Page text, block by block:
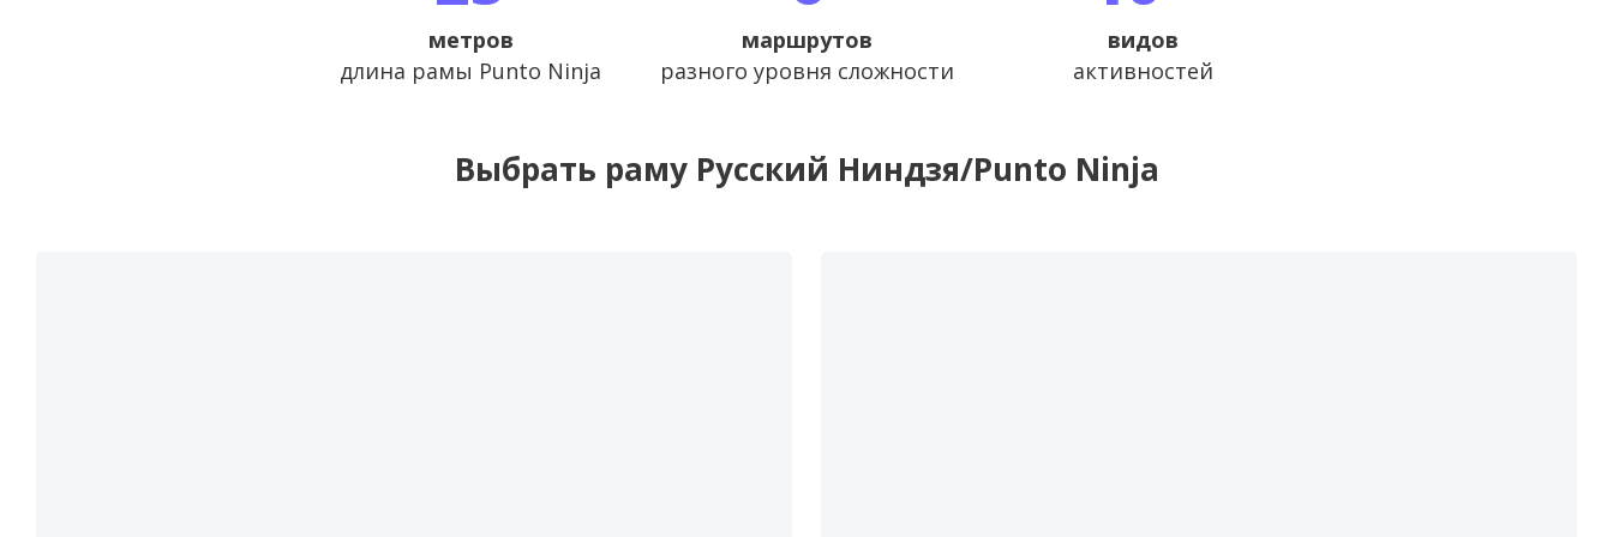
метров
длина рамы Punto Ninja
маршрутов
разного уровня сложности
видов
активностей
Выбрать раму Русский Ниндзя/Punto Ninja